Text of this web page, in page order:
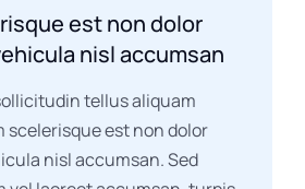
est non dolor
nisl accumsan
tellus aliquam
scelerisque est non dolor
nisl accumsan. Sed